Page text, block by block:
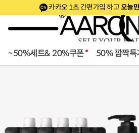
카카오 1초 간편가입 하고오늘
~50%세트& 20%쿠폰 50% 깜짝특